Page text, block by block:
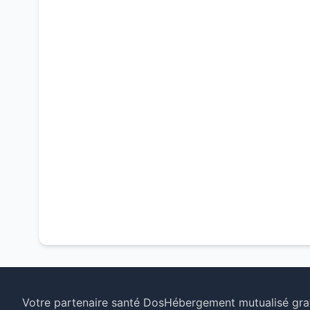
Votre partenaire santé DosHébergement mutualisé